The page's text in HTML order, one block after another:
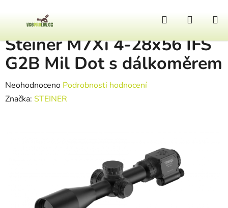
Hledat
Domů
Steiner M7Xi 4-28x56 IFS
G2B Mil Dot s dálkoměrem
Průměrné hodnocení produktu je 0,0 z 5 hvězdiček.
Neohodnoceno Podrobnosti hodnocení
Značka: STEINER